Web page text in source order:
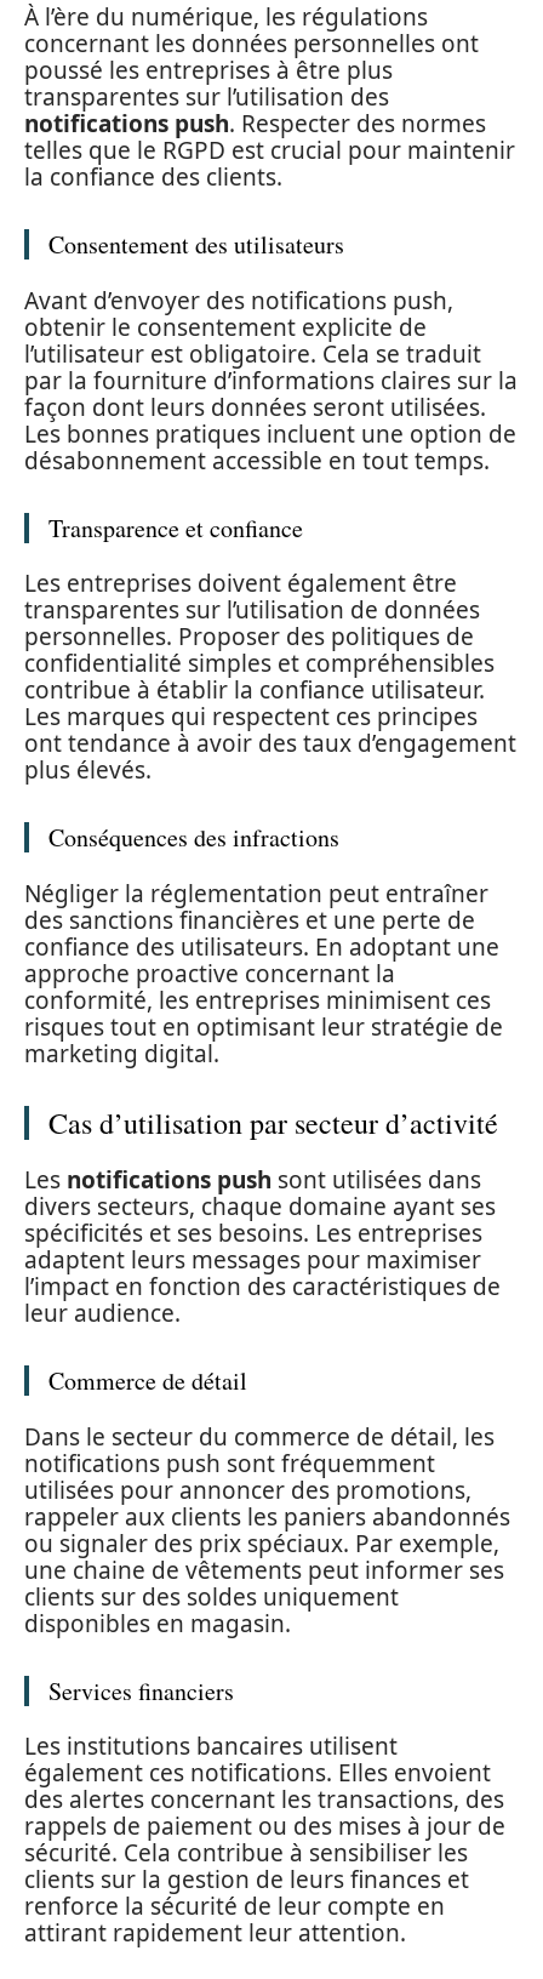
À l’ère du numérique, les régulations
concernant les données personnelles ont
poussé les entreprises à être plus
transparentes sur l’utilisation des
notifications push. Respecter des normes
telles que le RGPD est crucial pour maintenir
la confiance des clients.
Consentement des utilisateurs
Avant d’envoyer des notifications push,
obtenir le consentement explicite de
l’utilisateur est obligatoire. Cela se traduit
par la fourniture d’informations claires sur la
façon dont leurs données seront utilisées.
Les bonnes pratiques incluent une option de
désabonnement accessible en tout temps.
Transparence et confiance
Les entreprises doivent également être
transparentes sur l’utilisation de données
personnelles. Proposer des politiques de
confidentialité simples et compréhensibles
contribue à établir la confiance utilisateur.
Les marques qui respectent ces principes
ont tendance à avoir des taux d’engagement
plus élevés.
Conséquences des infractions
Négliger la réglementation peut entraîner
des sanctions financières et une perte de
confiance des utilisateurs. En adoptant une
approche proactive concernant la
conformité, les entreprises minimisent ces
risques tout en optimisant leur stratégie de
marketing digital.
Cas d’utilisation par secteur d’activité
Les notifications push sont utilisées dans
divers secteurs, chaque domaine ayant ses
spécificités et ses besoins. Les entreprises
adaptent leurs messages pour maximiser
l’impact en fonction des caractéristiques de
leur audience.
Commerce de détail
Dans le secteur du commerce de détail, les
notifications push sont fréquemment
utilisées pour annoncer des promotions,
rappeler aux clients les paniers abandonnés
ou signaler des prix spéciaux. Par exemple,
une chaine de vêtements peut informer ses
clients sur des soldes uniquement
disponibles en magasin.
Services financiers
Les institutions bancaires utilisent
également ces notifications. Elles envoient
des alertes concernant les transactions, des
rappels de paiement ou des mises à jour de
sécurité. Cela contribue à sensibiliser les
clients sur la gestion de leurs finances et
renforce la sécurité de leur compte en
attirant rapidement leur attention.